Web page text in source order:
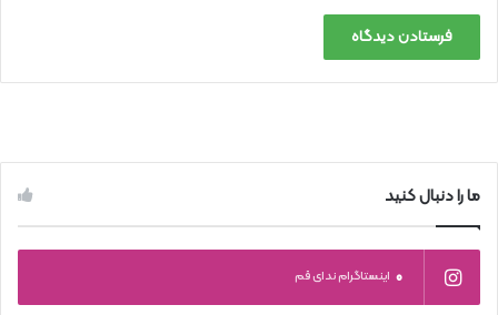
ما را دنبال کنید
0 اینستاگرام ندای قم